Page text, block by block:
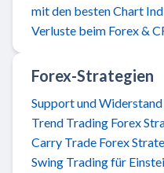
mit den besten Chart
Verluste beim Forex &
Forex-Strategien
Support und
Trend Trading Forex
Carry Trade Forex
Swing Trading für